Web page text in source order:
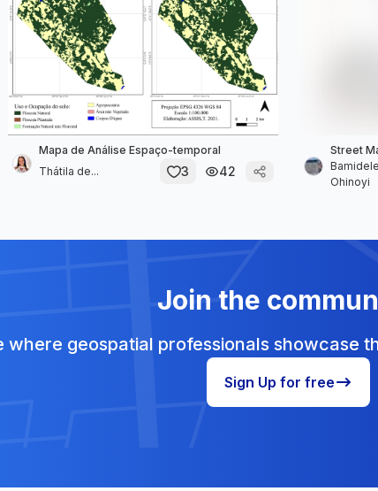
Mapa de Análise Espaço-temporal
Thátila de...
3 42
Street
Ohinoyi
Join the
where geospatial professionals showcase
Sign Up for free